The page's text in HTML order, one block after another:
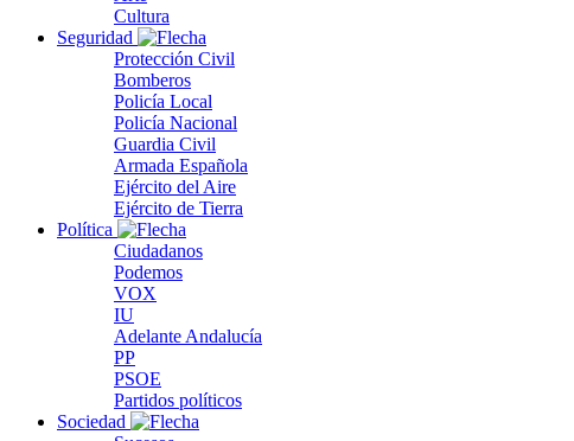
Cultura
Seguridad
Protección Civil
Bomberos
Policía Local
Policía Nacional
Guardia Civil
Armada Española
Ejército del Aire
Ejército de Tierra
Política
Ciudadanos
Podemos
VOX
IU
Adelante Andalucía
PP
PSOE
Partidos políticos
Sociedad